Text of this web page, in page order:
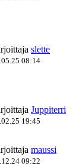
slette
08:14
Juppiterri
19:45
maussi
09:22